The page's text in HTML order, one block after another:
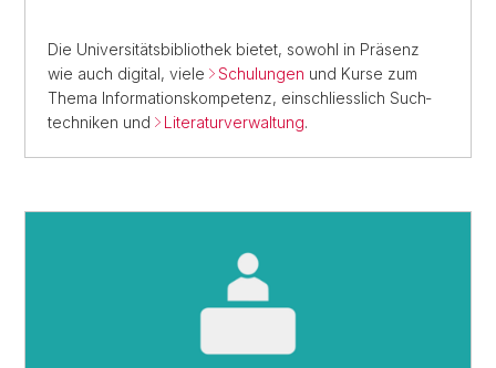
Die Universitäts­bibliothek bietet, sowohl in Präsenz
wie auch digital, viele
Schulungen und Kurse zum
Thema Informationskompetenz, einschliesslich Such­
techniken und
Literatur­verwaltung.